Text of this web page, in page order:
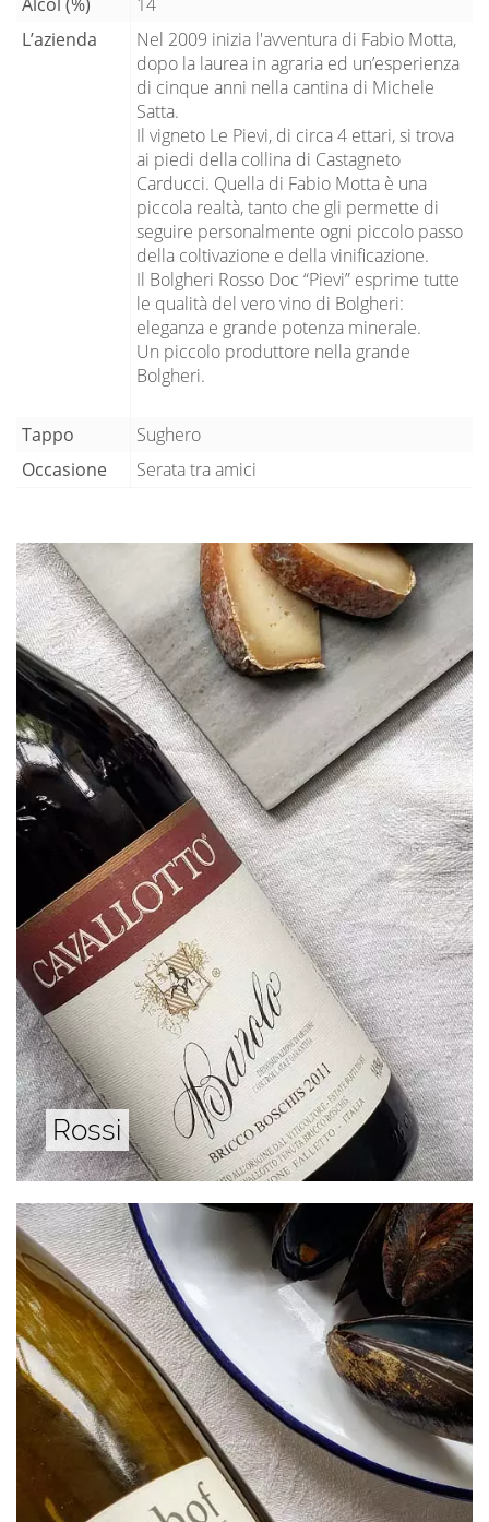
L’azienda
Nel 2009 inizia l'avventura di Fabio Motta,
dopo la laurea in agraria ed un’esperienza
di cinque anni nella cantina di Michele
Satta.
Il vigneto Le Pievi, di circa 4 ettari, si trova
ai piedi della collina di Castagneto
Carducci. Quella di Fabio Motta è una
piccola realtà, tanto che gli permette di
seguire personalmente ogni piccolo passo
della coltivazione e della vinificazione.
Il Bolgheri Rosso Doc “Pievi” esprime tutte
le qualità del vero vino di Bolgheri:
eleganza e grande potenza minerale.
Un piccolo produttore nella grande
Bolgheri.
Tappo
Sughero
Occasione
Serata tra amici
Rossi